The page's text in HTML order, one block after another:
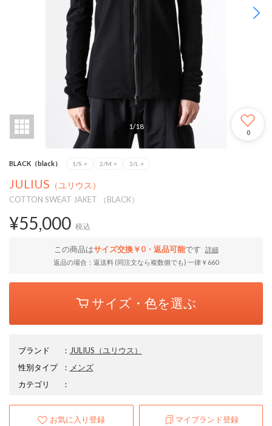
1/18
0
BLACK（black） 1/S × 2/M × 3/L ×
JULIUS （ユリウス）
COTTON SWEAT JAKET （BLACK）
¥55,000 税込
この商品はサイズ交換￥0・返品可能です
詳細
返品の場合：返送料 (同注文なら複数個でも) 一律￥660
サイズ・色を選ぶ
ブランド ： JULIUS （ユリウス）
性別タイプ
： メンズ
カテゴリ
：
お気に入り登録 マイブランド登録